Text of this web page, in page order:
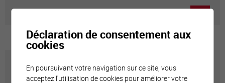
Carte interactive
Déclaration de consentement aux
cookies
En poursuivant votre navigation sur ce site, vous
acceptez l'utilisation de cookies pour améliorer votre